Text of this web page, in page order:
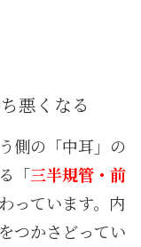
悪くなる
側の「中耳」の
「三半規管・前
っています。内
つかさどってい